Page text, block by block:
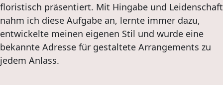
floristisch präsentiert. Mit Hingabe und Leidenschaft
nahm ich diese Aufgabe an, lernte immer dazu,
entwickelte meinen eigenen Stil und wurde eine
bekannte Adresse für gestaltete Arrangements zu
jedem Anlass.